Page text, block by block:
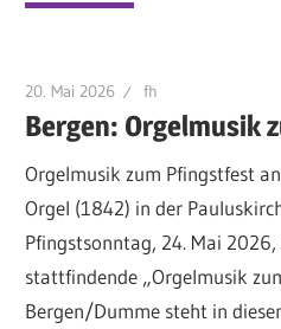
20. Mai 2026 fh
Bergen: Orgelmusik
Orgelmusik zum Pfingstfest
Orgel (1842) in der
Pfingstsonntag, 24. Mai
stattfindende „Orgelmusik
Bergen/Dumme steht in